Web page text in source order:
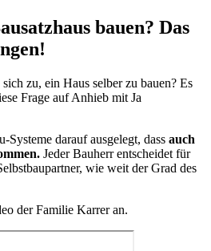
bauen? Das
zu, ein Haus selber zu bauen? Es
Frage auf Anhieb mit Ja
Systeme darauf ausgelegt, dass auch
Jeder Bauherr entscheidet für
wie weit der Grad des
der Familie Karrer an.